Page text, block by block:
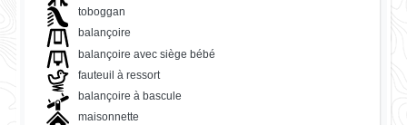
toboggan
balançoire
balançoire avec siège bébé
fauteuil à ressort
balançoire à bascule
maisonnette